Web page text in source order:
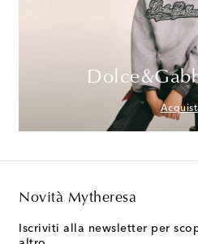
Novità Mytheresa
Iscriviti alla newsletter per